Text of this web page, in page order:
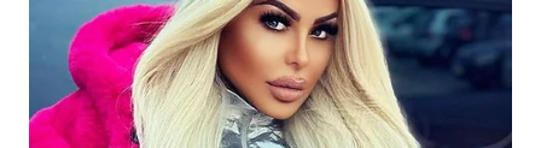
WN
KUNINGAN
WN
MAJALENGKA